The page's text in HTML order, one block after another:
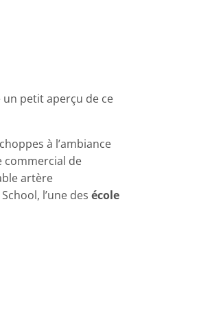
petit aperçu de ce
à l’ambiance
commercial de
artère
l’une des école